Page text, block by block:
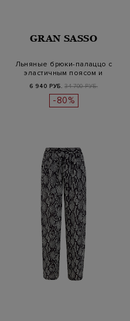
GRAN SASSO
Льняные брюки-палаццо с
эластичным поясом и
карманами
6 940 РУБ. 34 700 РУБ.
-80%